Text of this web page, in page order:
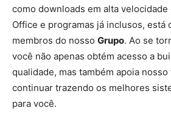
como downloads em alta
Office e programas já inclusos, está
membros do nosso Grupo. Ao se
você não apenas obtém acesso a
qualidade, mas também apoia
continuar trazendo os melhores
para você.